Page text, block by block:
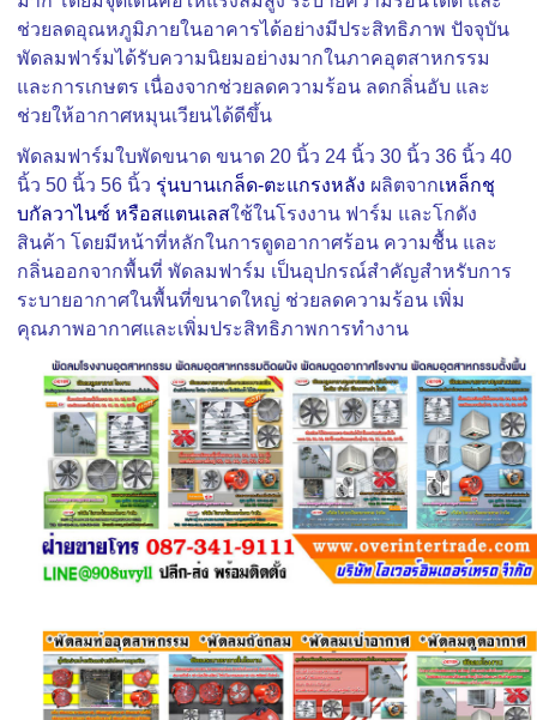
ช่วยลดอุณหภูมิภายในอาคารได้อย่างมีประสิทธิภาพ ปัจจุบัน
พัดลมฟาร์มได้รับความนิยมอย่างมากในภาคอุตสาหกรรม
และการเกษตร เนื่องจากช่วยลดความร้อน ลดกลิ่นอับ และ
ช่วยให้อากาศหมุนเวียนได้ดีขึ้น
พัดลมฟาร์มใบพัดขนาด ขนาด 20 นิ้ว 24 นิ้ว 30 นิ้ว 36 นิ้ว 40
นิ้ว 50 นิ้ว 56 นิ้ว รุ่นบานเกล็ด-ตะแกรงหลัง ผลิตจากเหล็กชุ
บกัลวาไนซ์ หรือสแตนเลสใช้ในโรงงาน ฟาร์ม และโกดัง
สินค้า โดยมีหน้าที่หลักในการดูดอากาศร้อน ความชื้น และ
กลิ่นออกจากพื้นที่ พัดลมฟาร์ม เป็นอุปกรณ์สำคัญสำหรับการ
ระบายอากาศในพื้นที่ขนาดใหญ่ ช่วยลดความร้อน เพิ่ม
คุณภาพอากาศและเพิ่มประสิทธิภาพการทำงาน